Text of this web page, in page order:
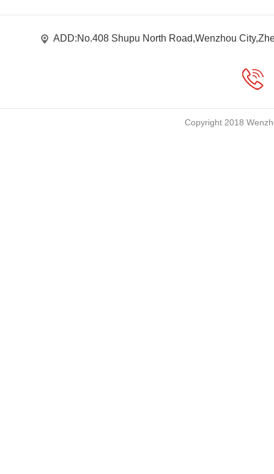
ADD:No.408 Shupu North Road,Wenzhou
Copyright 2018